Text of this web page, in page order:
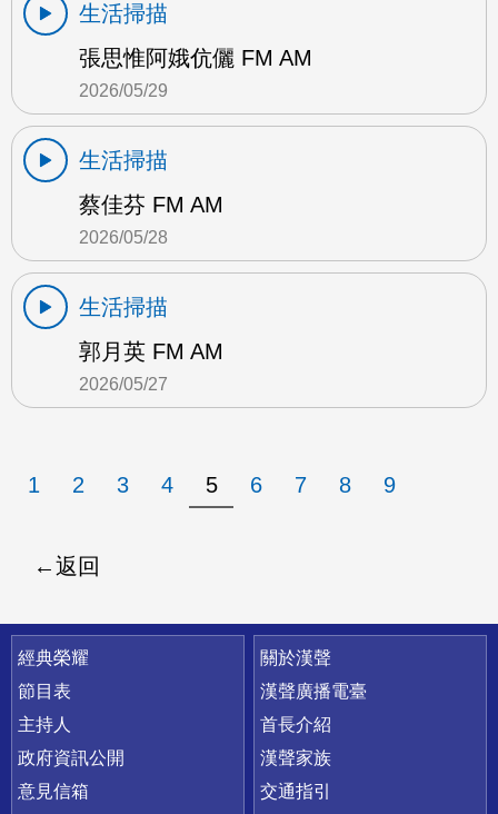
生活掃描
張思惟阿娥伉儷 FM AM
2026/05/29
生活掃描
蔡佳芬 FM AM
2026/05/28
生活掃描
郭月英 FM AM
2026/05/27
1 2 3 4 5 6 7 8 9
返回
快速連結
經典榮耀
節目表
主持人
政府資訊公開
意見信箱
關於漢聲
漢聲廣播電臺
首長介紹
漢聲家族
交通指引